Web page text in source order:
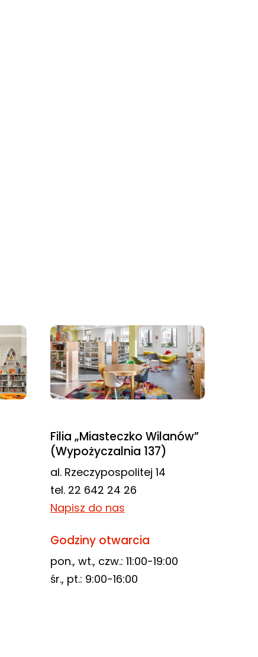
Filia „Miasteczko Wilanów”
(Wypożyczalnia 137)
al. Rzeczypospolitej 14
tel. 22 642 24 26
Napisz do nas
Godziny otwarcia
pon., wt., czw.: 11:00-19:00
śr., pt.: 9:00-16:00